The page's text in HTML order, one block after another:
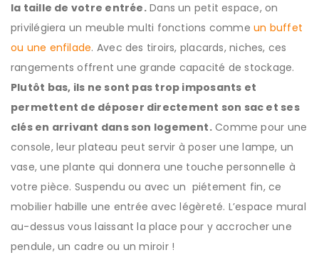
la taille de votre entrée.Dans un petit espace, on
privilégiera un meuble multi fonctions commeun buffet
ou une enfilade. Avec des tiroirs, placards, niches, ces
rangements offrent une grande capacité de stockage.
Plutôt bas, ils ne sont pas trop imposants et
permettent de déposer directement son sac et ses
clés en arrivant dans son logement.Comme pour une
console, leur plateau peut servir à poser une lampe, un
vase, une plante qui donnera une touche personnelle à
votre pièce. Suspendu ou avec un piétement fin, ce
mobilier habille une entrée avec légèreté. L’espace mural
au-dessus vous laissant la place pour y accrocher une
pendule, un cadre ou un miroir !